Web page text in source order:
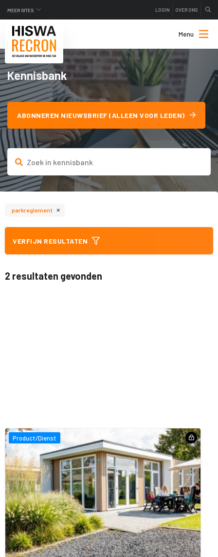
MEER SITES LOGIN OVER ONS
Menu
Kennisbank
ABONNEREN NIEUWSBRIEF (ALLEEN VOOR LEDEN)
parkreglement ×
VERFIJN RESULTATEN
2 resultaten gevonden
Product/Dienst